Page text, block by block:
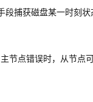
捕获磁盘某一时刻状
点错误时，从节点